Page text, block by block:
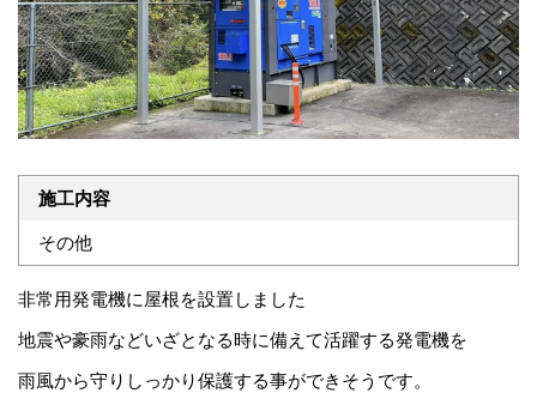
施工内容
その他
非常用発電機に屋根を設置しました
地震や豪雨などいざとなる時に備えて活躍する発電機を
雨風から守りしっかり保護する事ができそうです。